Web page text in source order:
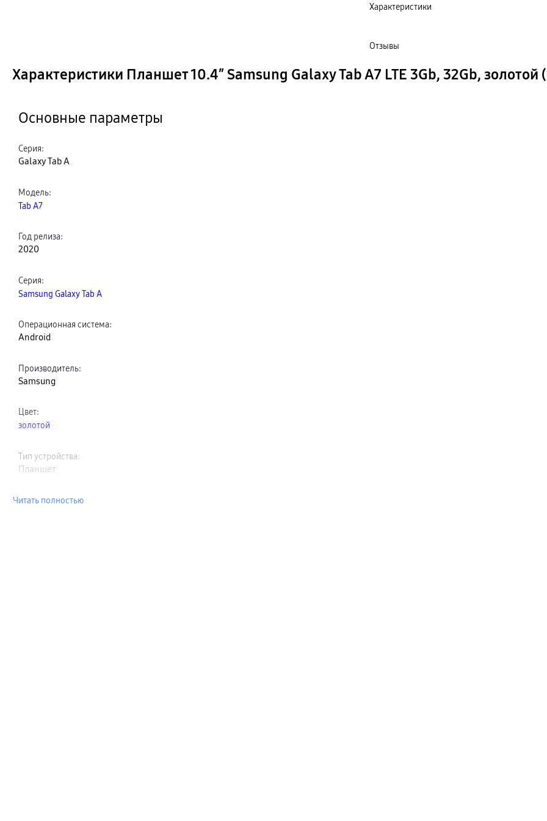
Характеристики
Отзывы
Характеристики Планшет 10.4″ Samsung Galaxy Tab A7 LTE 3Gb, 32Gb, золотой
Основные параметры
Серия:
Galaxy Tab A
Модель:
Tab A7
Год релиза:
2020
Серия:
Samsung Galaxy Tab A
Операционная система:
Android
Производитель:
Samsung
Цвет:
золотой
Тип устройства:
Планшет
Читать полностью